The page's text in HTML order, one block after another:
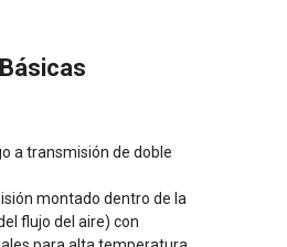
a transmisión de doble
montado dentro de la
flujo del aire) con